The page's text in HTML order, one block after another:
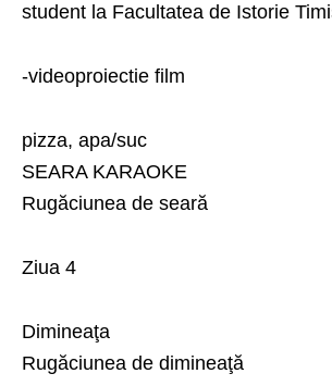
student la Facultatea de Istorie
-videoproiectie film
pizza, apa/suc
SEARA KARAOKE
Rugăciunea de seară
Ziua 4
Dimineaţa
Rugăciunea de dimineaţă